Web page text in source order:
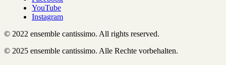
YouTube
Instagram
© 2022 ensemble cantissimo. All rights reserved.
© 2025 ensemble cantissimo. Alle Rechte vorbehalten.